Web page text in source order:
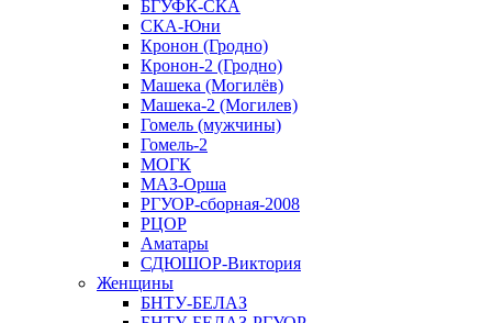
БГУФК-СКА
СКА-Юни
Кронон (Гродно)
Кронон-2 (Гродно)
Машека (Могилёв)
Машека-2 (Могилев)
Гомель (мужчины)
Гомель-2
МОГК
МАЗ-Орша
РГУОР-сборная-2008
РЦОР
Аматары
СДЮШОР-Виктория
Женщины
БНТУ-БЕЛАЗ